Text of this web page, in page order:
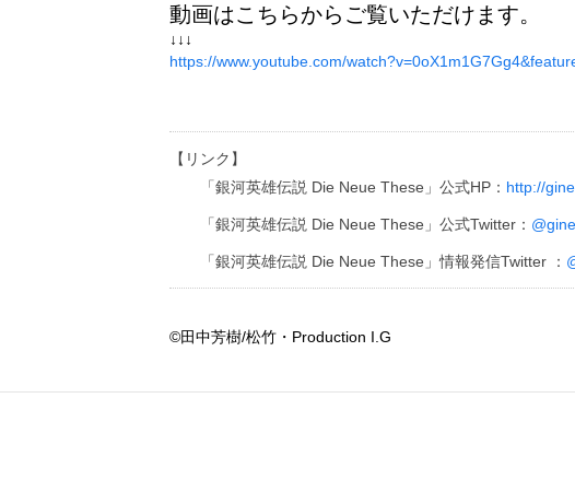
動画はこちらからご覧いただけます。
↓↓↓
https://www.youtube.com/
【リンク】
「銀河英雄伝説 Die Neue These」公式HP： http://
「銀河英雄伝説 Die Neue These」公式Twitter：
「銀河英雄伝説 Die Neue These」情報発信Twitter ：
©田中芳樹/松竹・Production I.G